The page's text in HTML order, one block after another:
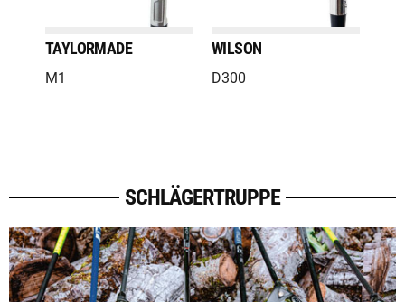
TAYLORMADE
M1
WILSON
D300
SCHLÄGERTRUPPE